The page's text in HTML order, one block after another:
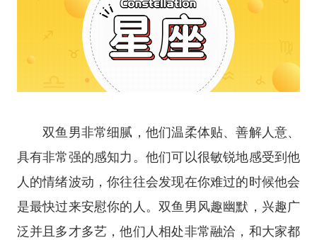
双鱼男非常细腻，他们温柔体贴、善解人意、
具有非常强的感知力。他们可以很敏锐地感受到他
人的情绪波动，你往往会发现在你难过的时候他会
是最快过来安慰你的人。双鱼男风趣幽默，兴趣广
泛并且多才多艺，他们人相处非常融洽，和大家都